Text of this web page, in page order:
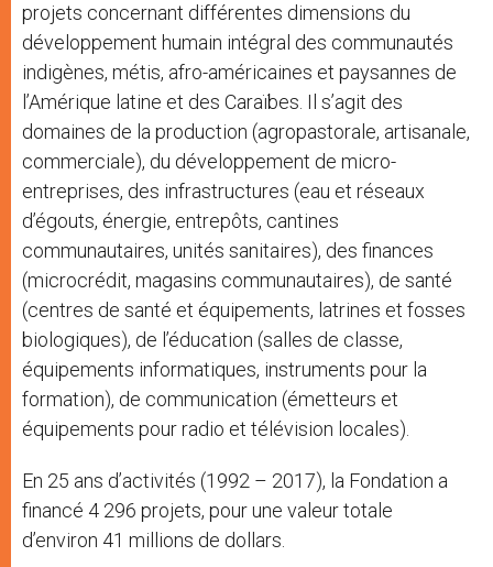
projets concernant différentes dimensions du
développement humain intégral des communautés
indigènes, métis, afro-américaines et paysannes de
l’Amérique latine et des Caraïbes. Il s’agit des
domaines de la production (agropastorale, artisanale,
commerciale), du développement de micro-
entreprises, des infrastructures (eau et réseaux
d’égouts, énergie, entrepôts, cantines
communautaires, unités sanitaires), des finances
(microcrédit, magasins communautaires), de santé
(centres de santé et équipements, latrines et fosses
biologiques), de l’éducation (salles de classe,
équipements informatiques, instruments pour la
formation), de communication (émetteurs et
équipements pour radio et télévision locales).
En 25 ans d’activités (1992 – 2017), la Fondation a
financé 4 296 projets, pour une valeur totale
d’environ 41 millions de dollars.